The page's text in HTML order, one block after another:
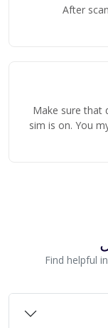
After
Make sure that
sim is on. You
Find helpful